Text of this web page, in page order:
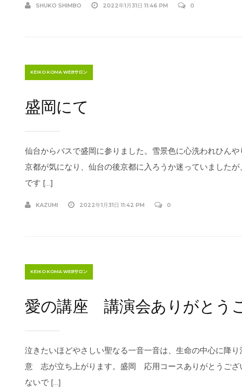
SHUKO SHIMBO 2022年1月31日 11:46 PM 0
KEIKO KOMA WEBサロン
盛岡にて
仙台からバスで盛岡に参りました。雪景色に心洗われひん
京都が気になり、仙台の後京都に入ろうか迷っていました
です […]
KAZUMI 2022年1月31日 11:42 PM 0
KEIKO KOMA WEBサロン
愛の講座 講演会ありがとう
泣きたいほどやさしい聖なる一音一音は、生命の中心に降
意 志が立ち上がります。盛岡 応用コースありがとうござ
ないで […]